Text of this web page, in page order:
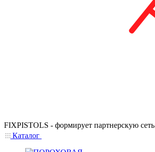
FIXPISTOLS - формирует партнерскую сеть
Каталог